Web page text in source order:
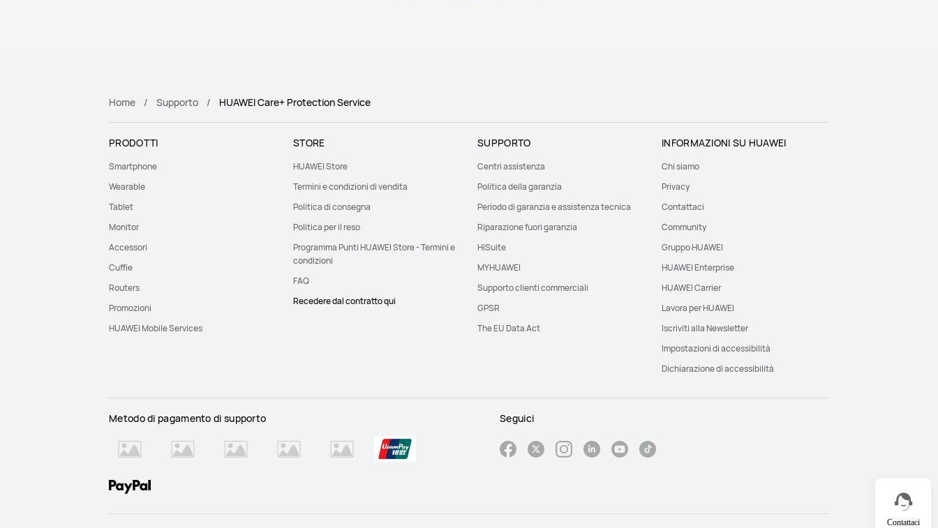
Contattaci
Home Supporto HUAWEI Care+ Protection Service
PRODOTTI
Smartphone
Wearable
Tablet
Monitor
Accessori
Cuffie
Routers
Promozioni
HUAWEI Mobile Services
STORE
HUAWEI Store
Termini e condizioni di vendita
Politica di consegna
Politica per il reso
Programma Punti HUAWEI Store - Termini e
condizioni
FAQ
Recedere dal contratto qui
SUPPORTO
Centri assistenza
Politica della garanzia
Periodo di garanzia e assistenza tecnica
Riparazione fuori garanzia
HiSuite
MYHUAWEI
Supporto clienti commerciali
GPSR
The EU Data Act
INFORMAZIONI SU HUAWEI
Chi siamo
Privacy
Contattaci
Community
Gruppo HUAWEI
HUAWEI Enterprise
HUAWEI Carrier
Lavora per HUAWEI
Iscriviti alla Newsletter
Impostazioni di accessibilità
Dichiarazione di accessibilità
Metodo di pagamento di supporto Seguici